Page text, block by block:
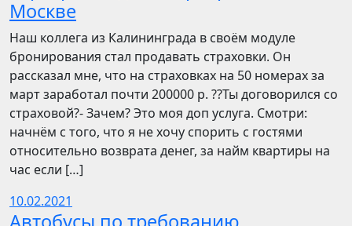
Москве
Наш коллега из Калининграда в своём модуле
бронирования стал продавать страховки. Он
рассказал мне, что на страховках на 50 номерах за
март заработал почти 200000 р. ??Ты договорился со
страховой?- Зачем? Это моя доп услуга. Смотри:
начнём с того, что я не хочу спорить с гостями
относительно возврата денег, за найм квартиры на
час если […]
10.02.2021